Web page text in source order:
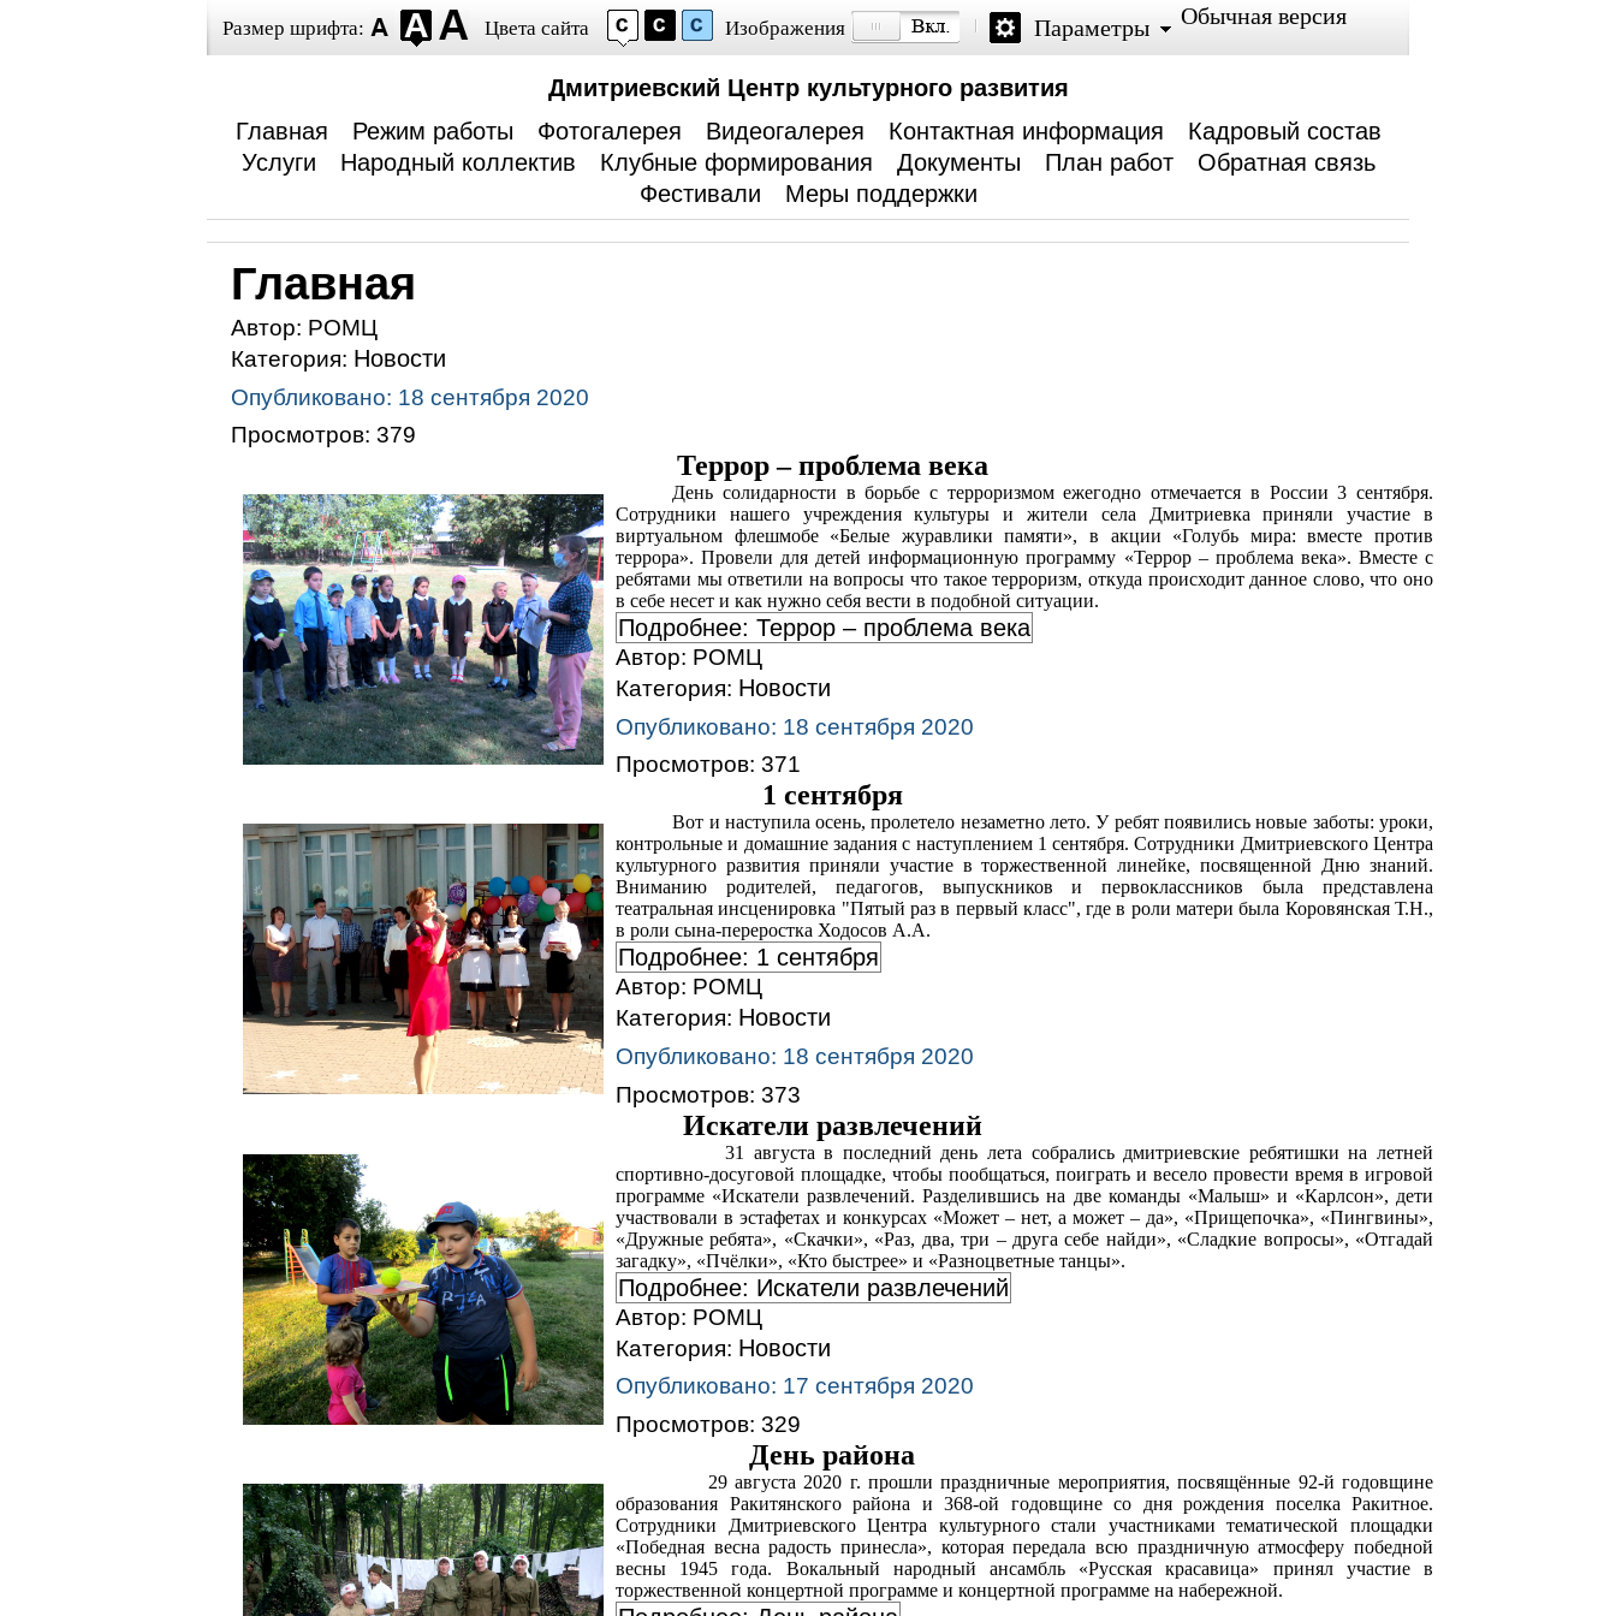
Размер шрифта: Цвета сайта Изображения Параметры Обычная версия
Дмитриевский Центр культурного развития
Главная
Режим работы Фотогалерея Видеогалерея Контактная информация
Кадровый состав
Услуги
Народный коллектив Клубные формирования Документы План работ
Обратная связь
Фестивали
Меры поддержки
Главная
Автор: РОМЦ
Категория: Новости
Опубликовано: 18 сентября 2020
Просмотров: 379
Террор – проблема века
День солидарности в борьбе с терроризмом ежегодно отмечается в России 3 сентября.
Сотрудники нашего учреждения культуры и жители села Дмитриевка приняли участие в
виртуальном флешмобе «Белые журавлики памяти», в акции «Голубь мира: вместе против
террора». Провели для детей информационную программу «Террор – проблема века». Вместе с
ребятами мы ответили на вопросы что такое терроризм, откуда происходит данное слово, что оно
в себе несет и как нужно себя вести в подобной ситуации.
Подробнее: Террор – проблема века
Автор: РОМЦ
Категория: Новости
Опубликовано: 18 сентября 2020
Просмотров: 371
1 сентября
Вот и наступила осень, пролетело незаметно лето. У ребят появились новые заботы: уроки,
контрольные и домашние задания с наступлением 1 сентября. Сотрудники Дмитриевского Центра
культурного развития приняли участие в торжественной линейке, посвященной Дню знаний.
Вниманию родителей, педагогов, выпускников и первоклассников была представлена
театральная инсценировка "Пятый раз в первый класс", где в роли матери была Коровянская Т.Н.,
в роли сына-переростка Ходосов А.А.
Подробнее: 1 сентября
Автор: РОМЦ
Категория: Новости
Опубликовано: 18 сентября 2020
Просмотров: 373
Искатели развлечений
31 августа в последний день лета собрались дмитриевские ребятишки на летней
спортивно-досуговой площадке, чтобы пообщаться, поиграть и весело провести время в игровой
программе «Искатели развлечений. Разделившись на две команды «Малыш» и «Карлсон», дети
участвовали в эстафетах и конкурсах «Может – нет, а может – да», «Прищепочка», «Пингвины»,
«Дружные ребята», «Скачки», «Раз, два, три – друга себе найди», «Сладкие вопросы», «Отгадай
загадку», «Пчёлки», «Кто быстрее» и «Разноцветные танцы».
Подробнее: Искатели развлечений
Автор: РОМЦ
Категория: Новости
Опубликовано: 17 сентября 2020
Просмотров: 329
День района
29 августа 2020 г. прошли праздничные мероприятия, посвящённые 92-й годовщине
образования Ракитянского района и 368-ой годовщине со дня рождения поселка Ракитное.
Сотрудники Дмитриевского Центра культурного стали участниками тематической площадки
«Победная весна радость принесла», которая передала всю праздничную атмосферу победной
весны 1945 года. Вокальный народный ансамбль «Русская красавица» принял участие в
торжественной концертной программе и концертной программе на набережной.